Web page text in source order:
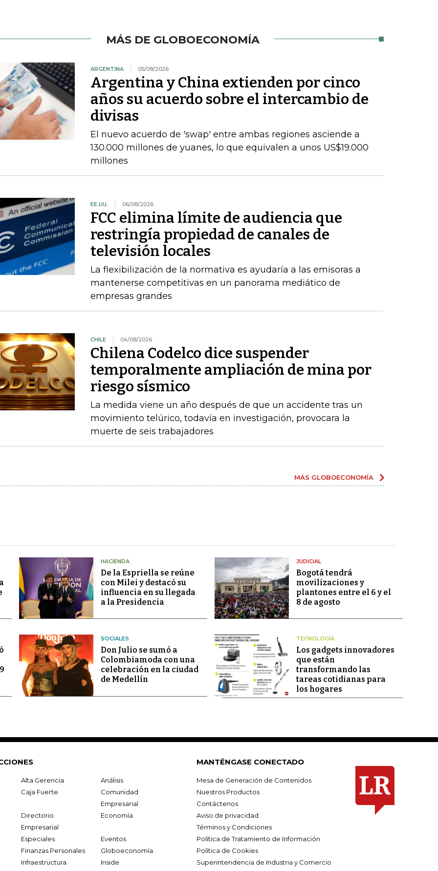
MÁS DE GLOBOECONOMÍA
ARGENTINA 05/08/2026
Argentina y China extienden por cinco
años su acuerdo sobre el intercambio de
divisas
El nuevo acuerdo de 'swap' entre ambas regiones asciende a
130.000 millones de yuanes, lo que equivalen a unos US$19.000
millones
EE.UU. 06/08/2026
FCC elimina límite de audiencia que
restringía propiedad de canales de
televisión locales
La flexibilización de la normativa es ayudaría a las emisoras a
mantenerse competitivas en un panorama mediático de
empresas grandes
CHILE 04/08/2026
Chilena Codelco dice suspender
temporalmente ampliación de mina por
riesgo sísmico
La medida viene un año después de que un accidente tras un
movimiento telúrico, todavía en investigación, provocara la
muerte de seis trabajadores
MÁS GLOBOECONOMÍA
HACIENDA
De la Espriella se reúne
con Milei y destacó su
influencia en su llegada
a la Presidencia
JUDICIAL
Bogotá tendrá
movilizaciones y
plantones entre el 6 y el
8 de agosto
SOCIALES
Don Julio se sumó a
Colombiamoda con una
celebración en la ciudad
de Medellín
TECNOLOGÍA
Los gadgets innovadores
que están
transformando las
tareas cotidianas para
los hogares
Alta Gerencia
Análisis
Caja Fuerte
Comunidad
Empresarial
Directorio
Empresarial
Economía
Especiales
Eventos
Finanzas Personales
Globoeconomía
Infraestructura
Inside
MANTÉNGASE CONECTADO
Mesa de Generación de Contenidos
Nuestros Productos
Contáctenos
Aviso de privacidad
Términos y Condiciones
Política de Tratamiento de Información
Política de Cookies
Superintendencia de Industria y Comercio